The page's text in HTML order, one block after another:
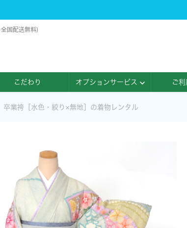
国配送無料)
こだわり オプションサービス ご
卒業袴［水色・絞り×無地］の着物レンタル